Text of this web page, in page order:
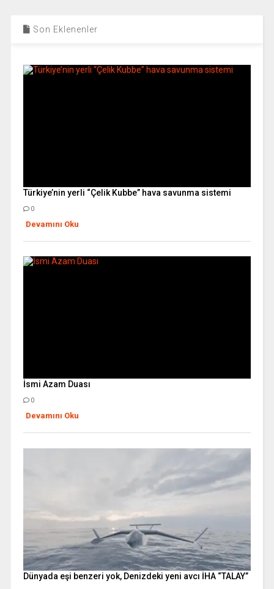
Son Eklenenler
Türkiye’nin yerli “Çelik Kubbe” hava savunma sistemi
0
Devamını Oku
İsmi Azam Duası
0
Devamını Oku
Dünyada eşi benzeri yok, Denizdeki yeni avcı İHA “TALAY”